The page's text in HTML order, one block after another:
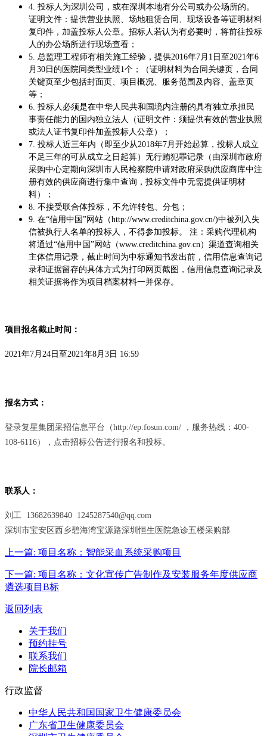
4. 投标人为深圳公司，或在深圳本地有分公司或办公场所的。
证明文件：提供营业执照、场地租赁合同、现场设备等证明材料
复印件，加盖投标人公章。招标人若认为有必要时，将前往投标
人的办公场所进行现场查看；
5. 总监理工程师有相关施工经验，提供2016年7月1日至2021年6
月30日的医院同类型业绩1个；（证明材料为合同关键页，合同
关键页至少包括封面页、项目概况、服务范围及内容、盖章页
等；
6. 投标人必须是在中华人民共和国境内注册的具有独立承担民
事责任能力的国内独立法人（证明文件：须提供有效的营业执照
或法人证书复印件加盖投标人公章）；
7. 投标人近三年内（即至少从2018年7月开始起算，投标人成立
不足三年的可从成立之日起算）无行贿犯罪记录（由深圳市政府
采购中心定期向深圳市人民检察院申请对政府采购供应商库中注
册有效的供应商进行集中查询，投标文件中无需提供证明材
料）；
8. 不接受联合体投标，不允许转包、分包；
9. 在“信用中国”网站（http://www.creditchina.gov.cn/)中被列入失
信被执行人名单的投标人，不得参加投标。 注：采购代理机构
将通过“信用中国”网站（www.creditchina.gov.cn）渠道查询相关
主体信用记录，截止时间为中标通知书发出前，信用信息查询记
录和证据留存的具体方式为打印网页截图，信用信息查询记录及
相关证据将作为项目档案材料一并保存。
项目报名截止时间：
2021年7月24日至2021年8月3日 16:59
报名方式：
登录复星集团采招信息平台（http://ep.fosun.com/ ，服务热线：400-
108-6116），点击招标公告进行报名和投标。
联系人：
刘工 13682639840 1245287540@qq.com
深圳市宝安区西乡碧海湾宝源路深圳恒生医院急诊五楼采购部
上一篇: 项目名称：智能采血系统采购项目
下一篇: 项目名称：文化宣传广告制作及安装服务年度供应商
遴选项目B标
返回列表
关于我们
预约挂号
联系我们
院长邮箱
行政监督
中华人民共和国国家卫生健康委员会
广东省卫生健康委员会